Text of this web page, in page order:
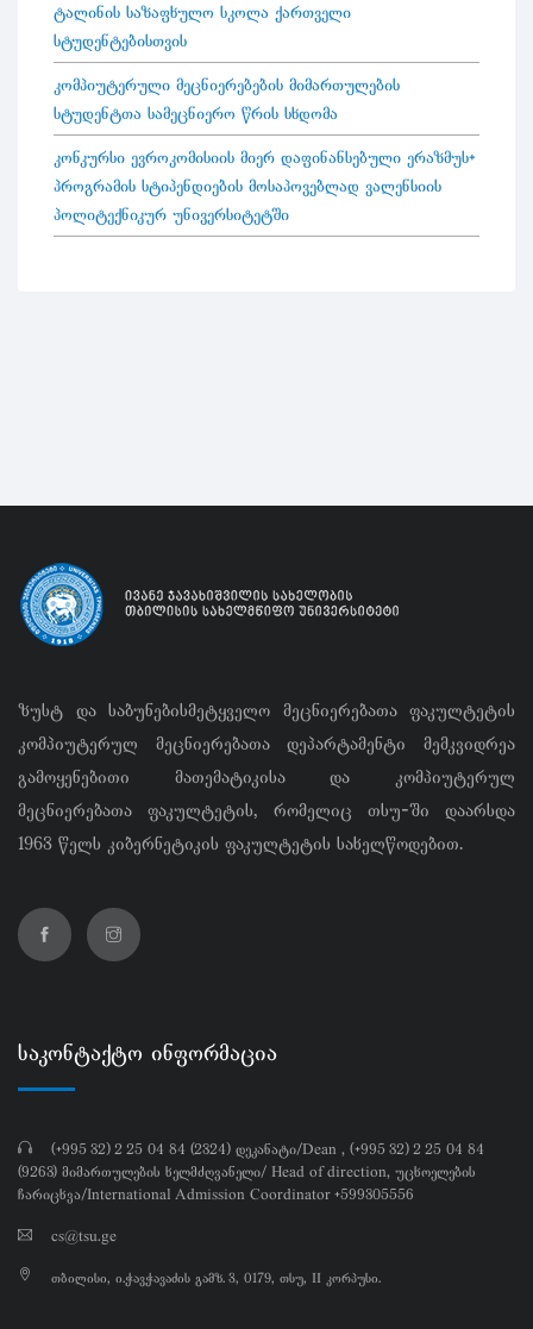
ტალინის საზაფხულო სკოლა ქართველი
სტუდენტებისთვის
კომპიუტერული მეცნიერებების მიმართულების
სტუდენტთა სამეცნიერო წრის სხდომა
კონკურსი ევროკომისიის მიერ დაფინანსებული ერაზმუს+
პროგრამის სტიპენდიების მოსაპოვებლად ვალენსიის
პოლიტექნიკურ უნივერსიტეტში
ზუსტ და საბუნებისმეტყველო მეცნიერებათა ფაკულტეტის
კომპიუტერულ მეცნიერებათა დეპარტამენტი მემკვიდრეა
გამოყენებითი მათემატიკისა და კომპიუტერულ
მეცნიერებათა ფაკულტეტის, რომელიც თსუ-ში დაარსდა
1963 წელს კიბერნეტიკის ფაკულტეტის სახელწოდებით.
საკონტაქტო ინფორმაცია
(+995 32) 2 25 04 84 (2324) დეკანატი/Dean , (+995 32) 2 25 04 84
(9263) მიმართულების ხელმძღვანელი/ Head of direction, უცხოელების
ჩარიცხვა/International Admission Coordinator +599305556
cs@tsu.ge
თბილისი, ი.ჭავჭავაძის გამზ. 3, 0179, თსუ, II კორპუსი.